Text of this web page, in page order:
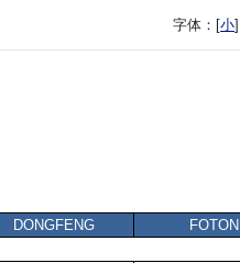
字体： [小
DONGFENG
FOTON